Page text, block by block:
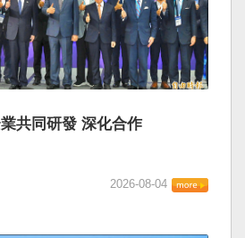
共同研發 深化合作
2026-08-04